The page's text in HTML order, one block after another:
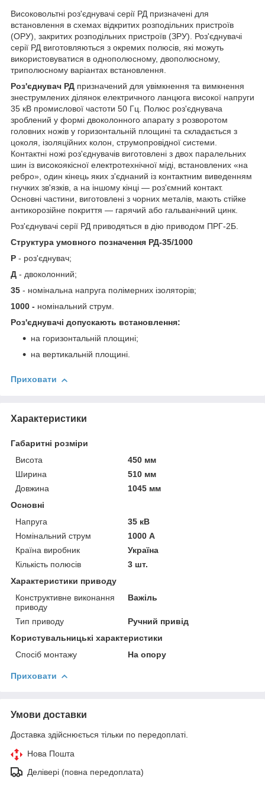
Високовольтні роз'єднувачі серії РД призначені для
встановлення в схемах відкритих розподільних пристроїв
(ОРУ), закритих розподільних пристроїв (ЗРУ). Роз'єднувачі
серії РД виготовляються з окремих полюсів, які можуть
використовуватися в однополюсному, двополюсному,
триполюсному варіантах встановлення.
Роз'єднувач РД призначений для увімкнення та вимкнення
знеструмлених ділянок електричного ланцюга високої напруги
35 кВ промислової частоти 50 Гц. Полюс роз'єднувача
зроблений у формі двоколонного апарату з розворотом
головних ножів у горизонтальній площині та складається з
цоколя, ізоляційних колон, струмопровідної системи.
Контактні ножі роз'єднувачів виготовлені з двох паралельних
шин із високоякісної електротехнічної міді, встановлених «на
ребро», один кінець яких з'єднаний із контактним виведенням
гнучких зв'язків, а на іншому кінці — роз'ємний контакт.
Основні частини, виготовлені з чорних металів, мають стійке
антикорозійне покриття — гарячий або гальванічний цинк.
Роз'єднувачі серії РД приводяться в дію приводом ПРГ-2Б.
Структура умовного позначення РД-35/1000
Р - роз'єднувач;
Д - двоколонний;
35 - номінальна напруга полімерних ізоляторів;
1000 - номінальний струм.
Роз'єднувачі допускають встановлення:
на горизонтальній площині;
на вертикальній площині.
Приховати
Характеристики
Габаритні розміри
Висота
450 мм
Ширина
510 мм
Довжина
1045 мм
Основні
Напруга
35 кВ
Номінальний струм
1000 А
Країна виробник
Україна
Кількість полюсів
3 шт.
Характеристики приводу
Конструктивне виконання
приводу
Важіль
Тип приводу
Ручний привід
Користувальницькі характеристики
Спосіб монтажу
На опору
Приховати
Умови доставки
Доставка здійснюється тільки по передоплаті.
Нова Пошта
Делівері (повна передоплата)